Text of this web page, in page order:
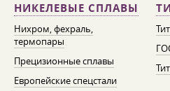
НИКЕЛЕВЫЕ СПЛАВЫ
Нихром, фехраль,
термопары
Прецизионные сплавы
Европейские спецстали